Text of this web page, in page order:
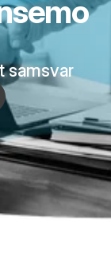
samsvar